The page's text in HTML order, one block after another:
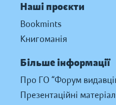
Наші проєкти
Bookmints
Книгоманія
Більше інформації
Про ГО “Форум
Презентаційні